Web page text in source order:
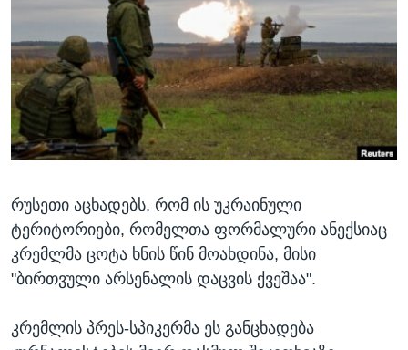
ᲡᲢᲣᲓᲘᲐ ᲕᲐᲨᲘᲜᲒᲢᲝᲜᲘ
ᲯᲐᲜᲛᲠᲗᲔᲚᲝᲑᲐ
ᲛᲔᲪᲜᲘᲔᲠᲔᲑᲐ
ᲘᲜᲢᲔᲠᲕᲘᲣ
ᲙᲣᲚᲢᲣᲠᲐ
ᲓᲔᲖᲘᲜᲤᲝᲠᲛᲐᲪᲘᲐ
Learning English
ᲗᲕᲐᲚᲘ ᲒᲕᲐᲓᲔᲕᲜᲔᲗ
ენები
რუსეთი აცხადებს, რომ ის უკრაინული
ტერიტორიები, რომელთა ფორმალური ანექსიაც
კრემლმა ცოტა ხნის წინ მოახდინა, მისი
"ბირთვული არსენალის დაცვის ქვეშაა".
კრემლის პრეს-სპიკერმა ეს განცხადება